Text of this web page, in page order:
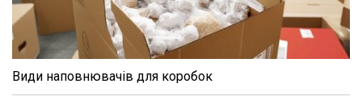
Види наповнювачів для коробок